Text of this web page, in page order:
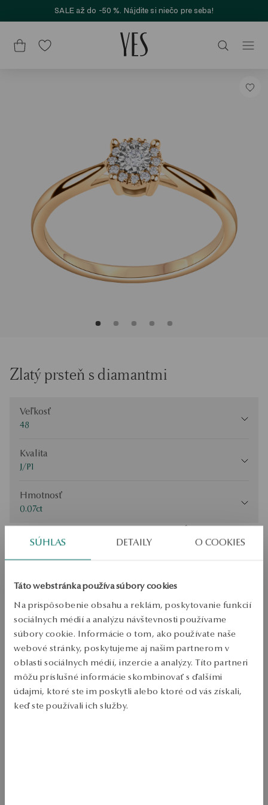
SÚHLAS DETAILY O COOKIES
Táto webstránka používa súbory cookies
Na prispôsobenie obsahu a reklám, poskytovanie funkcií
sociálnych médií a analýzu návštevnosti používame
súbory cookie. Informácie o tom, ako používate naše
webové stránky, poskytujeme aj našim partnerom v
oblasti sociálnych médií, inzercie a analýzy. Títo partneri
môžu príslušné informácie skombinovať s ďalšími
údajmi, ktoré ste im poskytli alebo ktoré od vás získali,
keď ste používali ich služby.
SALE až do -50 %. Nájdite si niečo pre seba!
Zlatý prsteň s diamantmi
Veľkosť
48
Kvalita
J/P1
Hmotnosť
0.07ct
Overiť dostupnosť
Zásielka:1pracovné dni
Doprava zdarma od 70 EUR
Bezplatné vrátenie tovaru do 30 dní
PODROBNOSTI
Ruda: zlatá
Počet položiek: 585
Dekorácia: 13 diamantov s celkovou hmotnosťou 0.07 ct I/I kvalita